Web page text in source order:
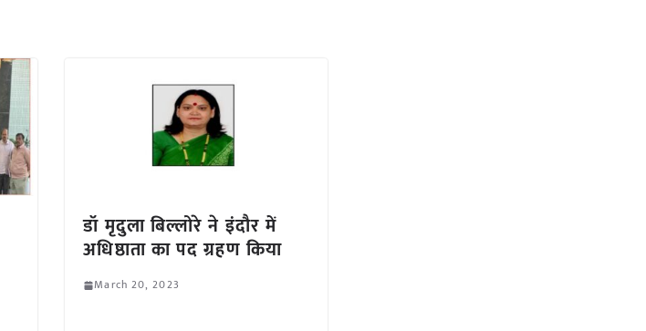
डॉ मृदुला बिल्लोरे ने इंदौर में
अधिष्ठाता का पद ग्रहण किया
March 20, 2023